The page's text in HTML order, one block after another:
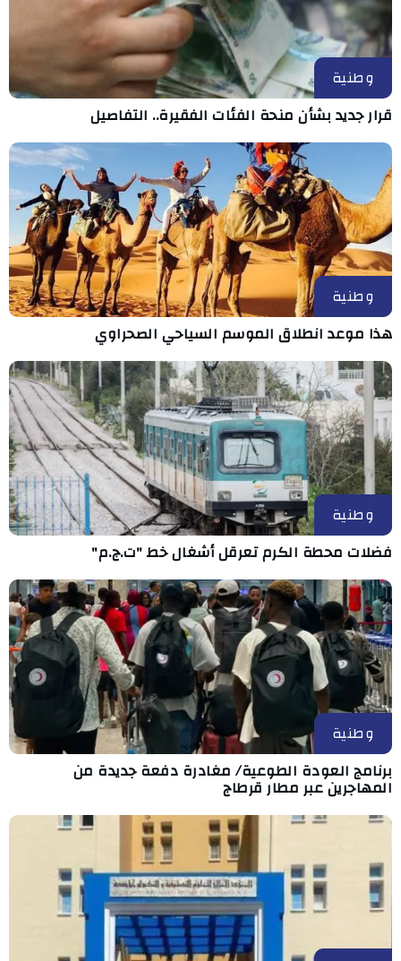
وطنية
قرار جديد بشأن منحة الفئات الفقيرة.. التفاصيل
وطنية
هذا موعد انطلاق الموسم السياحي الصحراوي
وطنية
فضلات محطة الكرم تعرقل أشغال خط "ت.ج.م"
وطنية
برنامج العودة الطوعية/ مغادرة دفعة جديدة من
المهاجرين عبر مطار قرطاج